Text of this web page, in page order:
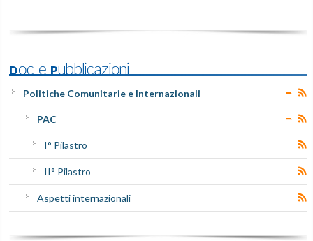
Doc e Pubblicazioni
Politiche Comunitarie e Internazionali
PAC
I° Pilastro
II° Pilastro
Aspetti internazionali